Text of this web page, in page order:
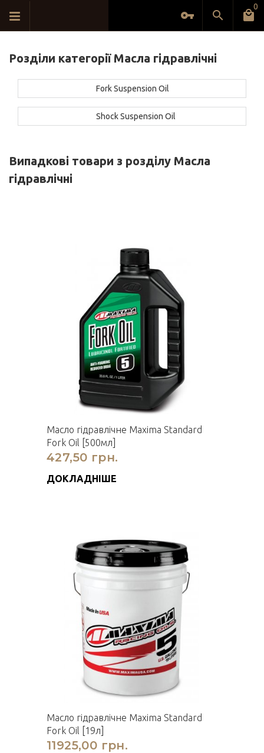
0
Розділи категорії Масла гідравлічні
Fork Suspension Oil
Shock Suspension Oil
Випадкові товари з розділу Масла
гідравлічні
Масло гідравлічне Maxima Standard
Fork Oil [500мл]
427,50 грн.
ДОКЛАДНІШЕ
Масло гідравлічне Maxima Standard
Fork Oil [19л]
11925,00 грн.